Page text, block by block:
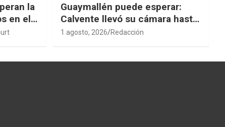
la
en el
Guaymallén puede esperar:
Calvente llevó su cámara hasta
San Rafael
1 agosto, 2026 Redacción